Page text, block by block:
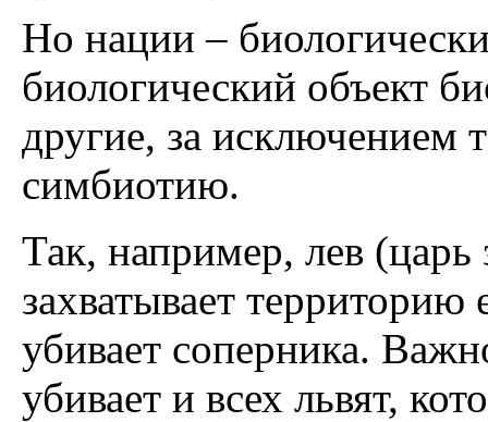
Но нации –
биологический объект
другие, за исключением
симбиотию.
Так, например, лев (царь
захватывает территорию
убивает соперника.
убивает и всех львят,